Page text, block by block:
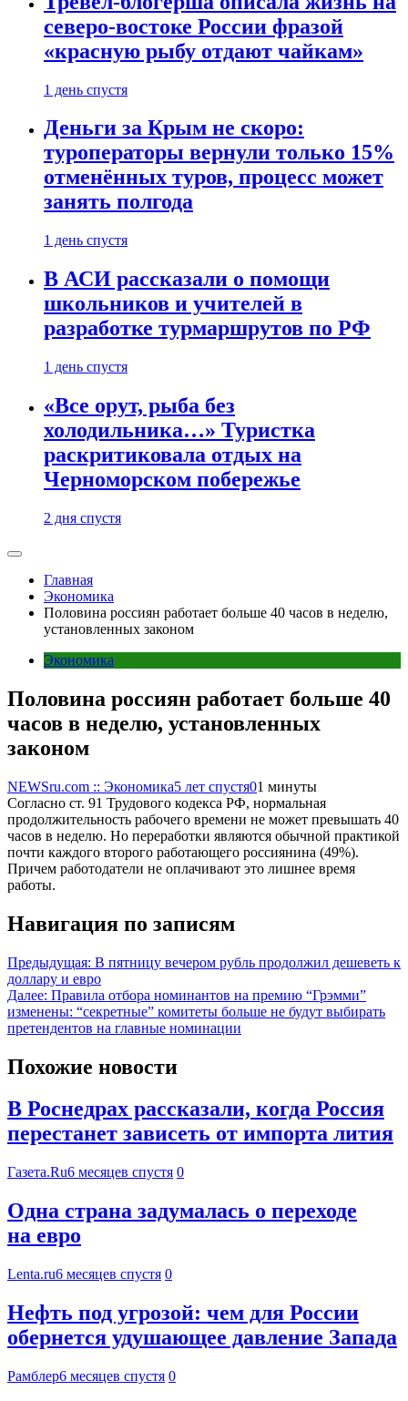
северо-востоке России фразой
«красную рыбу отдают чайкам»
1 день спустя
Деньги за Крым не скоро:
туроператоры вернули только 15%
отменённых туров, процесс может
занять полгода
1 день спустя
В АСИ рассказали о помощи
школьников и учителей в
разработке турмаршрутов по РФ
1 день спустя
«Все орут, рыба без
холодильника…» Туристка
раскритиковала отдых на
Черноморском побережье
2 дня спустя
Главная
Экономика
Половина россиян работает больше 40 часов в неделю,
установленных законом
Экономика
Половина россиян работает больше 40
часов в неделю, установленных
законом
NEWSru.com :: Экономика5 лет спустя01 минуты
Согласно ст. 91 Трудового кодекса РФ, нормальная
продолжительность рабочего времени не может превышать 40
часов в неделю. Но переработки являются обычной практикой
почти каждого второго работающего россиянина (49%).
Причем работодатели не оплачивают это лишнее время
работы.
Навигация по записям
Предыдущая: В пятницу вечером рубль продолжил дешеветь к
доллару и евро
Далее: Правила отбора номинантов на премию “Грэмми”
изменены: “секретные” комитеты больше не будут выбирать
претендентов на главные номинации
Похожие новости
В Роснедрах рассказали, когда Россия
перестанет зависеть от импорта лития
Газета.Ru6 месяцев спустя 0
Одна страна задумалась о переходе
на евро
Lenta.ru6 месяцев спустя 0
Нефть под угрозой: чем для России
обернется удушающее давление Запада
Рамблер6 месяцев спустя 0